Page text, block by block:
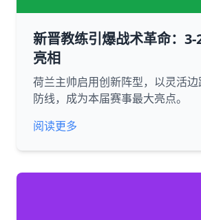
新晋教练引爆战术革命：3-
亮相
荷兰主帅启用创新阵型，以灵活
防线，成为本届赛事最大亮点。
阅读更多